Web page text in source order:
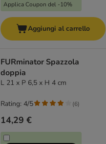
Applica Coupon del -10%
Aggiungi al carrello
FURminator Spazzola
doppia
L 21 x P 6,5 x H 4 cm
14,29 €
Rating: 4/5 (6)